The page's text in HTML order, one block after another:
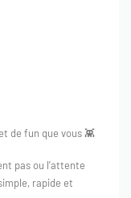
de fun que vous 👾
pas ou l’attente
rapide et